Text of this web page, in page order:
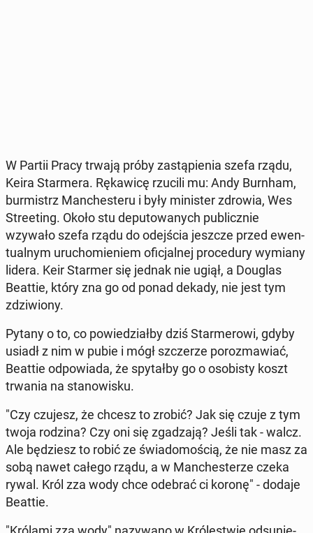
W Partii Pracy trwają próby za­stą­pie­nia szefa rządu,
Keira Star­me­ra. Rę­ka­wi­cę rzucili mu: Andy Burnham,
bur­mistrz Man­che­ste­ru i były mi­ni­ster zdrowia, Wes
Stre­eting. Około stu de­pu­to­wa­nych pu­blicz­nie
wzywało szefa rządu do odej­ścia jeszcze przed ewen­
tu­al­nym uru­cho­mie­niem ofi­cjal­nej pro­ce­du­ry wymiany
lidera. Keir Starmer się jednak nie ugiął, a Douglas
Beattie, który zna go od ponad dekady, nie jest tym
zdzi­wio­ny.
Pytany o to, co po­wie­dział­by dziś Star­me­ro­wi, gdyby
usiadł z nim w pubie i mógł szcze­rze po­roz­ma­wiać,
Beattie od­po­wia­da, że spy­tał­by go o oso­bi­sty koszt
trwania na sta­no­wi­sku.
"Czy czujesz, że chcesz to zrobić? Jak się czuje z tym
twoja rodzina? Czy oni się zga­dza­ją? Jeśli tak - walcz.
Ale bę­dziesz to robić ze świa­do­mo­ścią, że nie masz za
sobą nawet całego rządu, a w Man­che­ste­rze czeka
rywal. Król zza wody chce odebrać ci koronę" - dodaje
Beattie.